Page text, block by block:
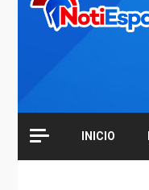
INICIO